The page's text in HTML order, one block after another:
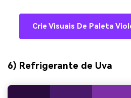
Crie Visuais De Paleta
6) Refrigerante de Uva